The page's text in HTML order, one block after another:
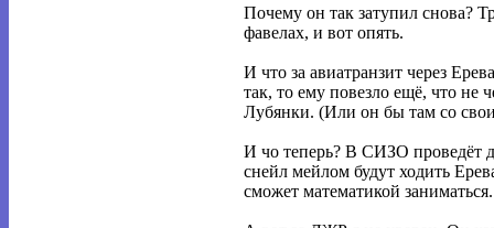
Почему он так затупил снова?
фавелах, и вот опять.
И что за авиатранзит через
так, то ему повезло ещё, что не
Лубянки. (Или он бы там со
И чо теперь? В СИЗО проведёт
снейл мейлом будут ходить
сможет математикой заниматься.